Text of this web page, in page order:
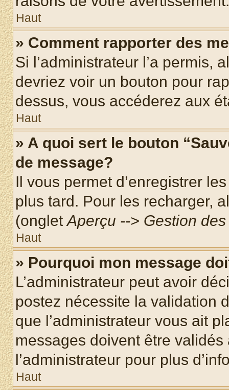
Haut
» Comment rapporter des
Si l’administrateur l’a permis,
devriez voir un bouton pour
dessus, vous accéderez aux
Haut
» A quoi sert le bouton
de message?
Il vous permet d’enregistrer
plus tard. Pour les recharger,
(ongletAperçu --> Gestion
Haut
» Pourquoi mon message
L’administrateur peut avoir
postez nécessite la validation
que l’administrateur vous ait
messages doivent être validés
l’administrateur pour plus
Haut